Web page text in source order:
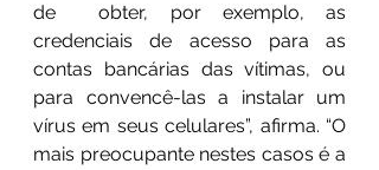
de  obter, por exemplo, as
credenciais de acesso para as
contas bancárias das vítimas, ou
para convencê-las a instalar um
vírus em seus celulares”, afirma. “O
mais preocupante nestes casos é a